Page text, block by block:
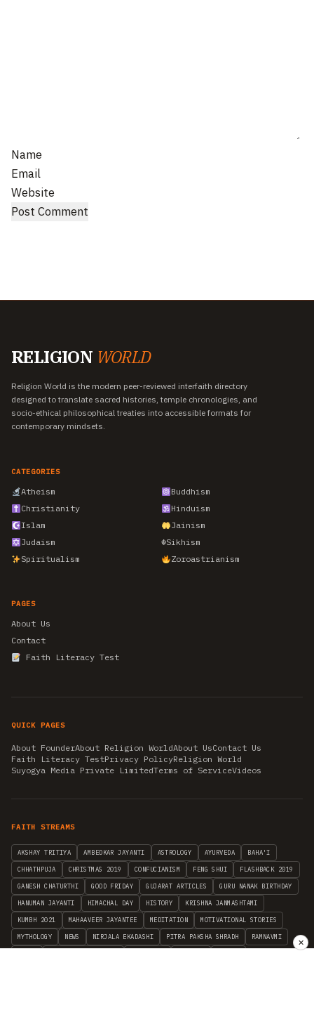
Name
Email
Website
RELIGION WORLD
Religion World is the modern peer-reviewed interfaith directory
designed to translate sacred histories, temple chronologies, and
socio-ethical philosophical treaties into accessible formats for
contemporary mindsets.
CATEGORIES
Atheism
Buddhism
Christianity
Hinduism
Islam
Jainism
Judaism
☬Sikhism
Spiritualism
Zoroastrianism
PAGES
About Us
Contact
Faith Literacy Test
QUICK PAGES
About FounderAbout Religion WorldAbout UsContact Us
Faith Literacy TestPrivacy PolicyReligion World
Suyogya Media Private LimitedTerms of ServiceVideos
FAITH STREAMS
AKSHAY TRITIYA AMBEDKAR JAYANTI ASTROLOGY AYURVEDA BAHA'I
CHHATHPUJA CHRISTMAS 2019 CONFUCIANISM FENG SHUI FLASHBACK 2019
GANESH CHATURTHI GOOD FRIDAY GUJARAT ARTICLES GURU NANAK BIRTHDAY
HANUMAN JAYANTI HIMACHAL DAY HISTORY KRISHNA JANMASHTAMI
KUMBH 2021 MAHAAVEER JAYANTEE MEDITATION MOTIVATIONAL STORIES
MYTHOLOGY NEWS NIRJALA EKADASHI PITRA PAKSHA SHRADH RAMNAVMI
✕